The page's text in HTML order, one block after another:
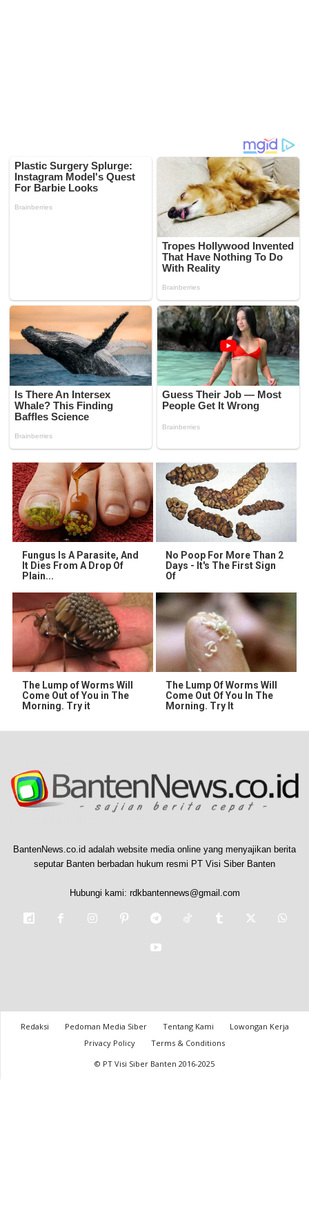
Fungus Is A Parasite, And
It Dies From A Drop Of
Plain...
No Poop For More Than 2
Days - It's The First Sign
Of
The Lump of Worms Will
Come Out of You in The
Morning. Try it
The Lump Of Worms Will
Come Out Of You In The
Morning. Try It
BantenNews.co.id adalah website media online yang menyajikan berita
seputar Banten berbadan hukum resmi PT Visi Siber Banten
Hubungi kami: rdkbantennews@gmail.com
Redaksi Pedoman Media Siber Tentang Kami
Lowongan Kerja
Privacy Policy
Terms & Conditions
© PT Visi Siber Banten 2016-2025